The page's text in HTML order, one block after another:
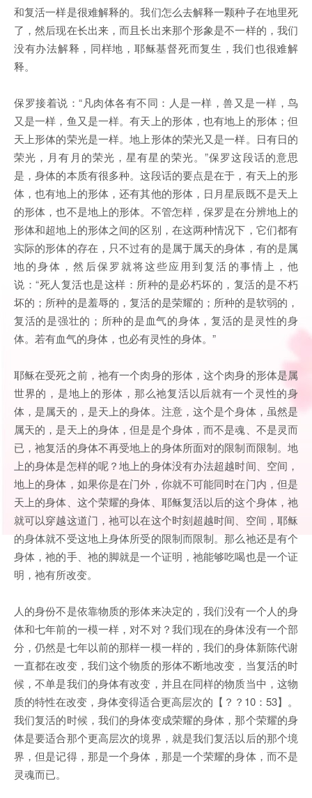
和复活一样是很难解释的。我们怎么去解释一颗种子在地里死
了，然后现在长出来，而且长出来那个形象是不一样的，我们
没有办法解释，同样地，耶稣基督死而复生，我们也很难解
释。
保罗接着说：“凡肉体各有不同：人是一样，兽又是一样，鸟
又是一样，鱼又是一样。有天上的形体，也有地上的形体；但
天上形体的荣光是一样。地上形体的荣光又是一样。日有日的
荣光，月有月的荣光，星有星的荣光。”保罗这段话的意思
是，身体的本质有很多种。这段话的要点是在于，有天上的形
体，也有地上的形体，还有其他的形体，日月星辰既不是天上
的形体，也不是地上的形体。不管怎样，保罗是在分辨地上的
形体和超地上的形体之间的区别，在这两种情况下，它们都有
实际的形体的存在，只不过有的是属于属天的身体，有的是属
地的身体，然后保罗就将这些应用到复活的事情上，他
说：“死人复活也是这样：所种的是必朽坏的，复活的是不朽
坏的；所种的是羞辱的，复活的是荣耀的；所种的是软弱的，
复活的是强壮的；所种的是血气的身体，复活的是灵性的身
体。若有血气的身体，也必有灵性的身体。”
耶稣在受死之前，祂有一个肉身的形体，这个肉身的形体是属
世界的，是地上的形体，那么祂复活以后就有一个灵性的身
体，是属天的，是天上的身体。注意，这个是个身体，虽然是
属天的，是天上的身体，但是是个身体，而不是魂、不是灵而
已，祂复活的身体不再受地上的身体所面对的限制而限制。地
上的身体是怎样的呢？地上的身体没有办法超越时间、空间，
地上的身体，如果你是在门外，你就不可能同时在门内，但是
天上的身体、这个荣耀的身体、耶稣复活以后的这个身体，祂
就可以穿越这道门，祂可以在这个时刻超越时间、空间，耶稣
的身体就不受这地上身体所受的限制而限制。那么祂还是有个
身体，祂的手、祂的脚就是一个证明，祂能够吃喝也是一个证
明，祂有所改变。
人的身份不是依靠物质的形体来决定的，我们没有一个人的身
体和七年前的一模一样，对不对？我们现在的身体没有一个部
分，仍然是七年以前的那样一模一样的，我们的身体新陈代谢
一直都在改变，我们这个物质的形体不断地改变，当复活的时
候，不单是我们的身体有改变，并且在同样的物质当中，这物
质的特性在改变，身体变得适合更高层次的【？？10：53】。
我们复活的时候，我们的身体变成荣耀的身体，那个荣耀的身
体是要适合那个更高层次的境界，就是我们复活以后的那个境
界，但是记得，那是一个身体，那是一个荣耀的身体，而不是
灵魂而已。